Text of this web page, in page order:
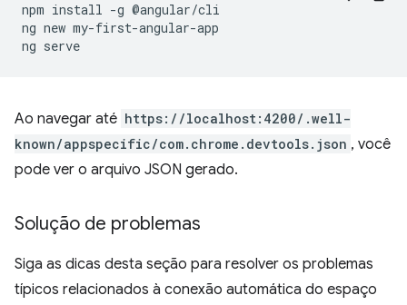
npm install -g @angular/cli
ng new my-first-angular-app
ng
Ao navegar até https://localhost:4200/.well-
known/appspecific/com.chrome.devtools.json , você
pode ver o arquivo JSON gerado.
Solução de problemas
Siga as dicas desta seção para resolver os problemas
típicos relacionados à conexão automática do espaço